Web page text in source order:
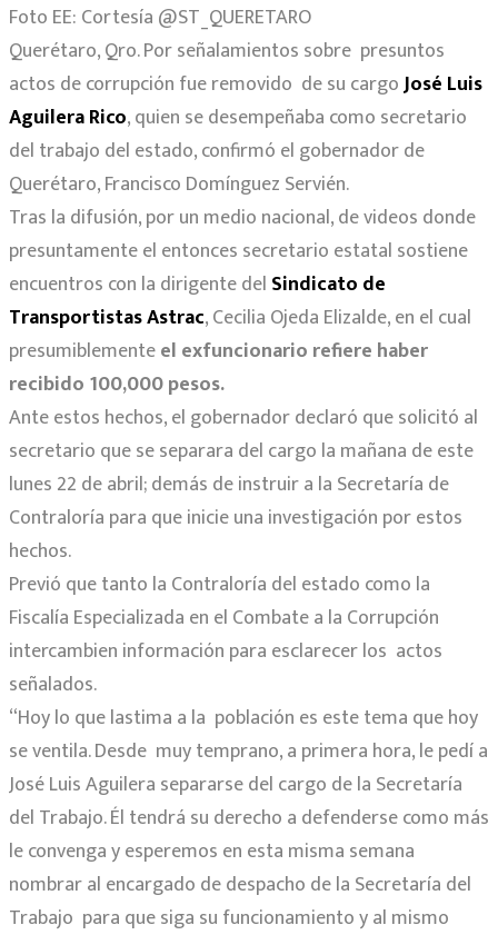
Foto EE: Cortesía @ST_QUERETARO
Querétaro, Qro. Por señalamientos sobre presuntos
actos de corrupción fue removido de su cargoJosé Luis
Aguilera Rico, quien se desempeñaba como secretario
del trabajo del estado, confirmó el gobernador de
Querétaro, Francisco Domínguez Servién.
Tras la difusión, por un medio nacional, de videos donde
presuntamente el entonces secretario estatal sostiene
encuentros con la dirigente del Sindicato de
Transportistas Astrac, Cecilia Ojeda Elizalde, en el cual
presumiblementeel exfuncionario refiere haber
recibido 100,000 pesos.
Ante estos hechos, el gobernador declaró que solicitó al
secretario que se separara del cargo la mañana de este
lunes 22 de abril; demás de instruir a la Secretaría de
Contraloría para que inicie una investigación por estos
hechos.
Previó que tanto la Contraloría del estado como la
Fiscalía Especializada en el Combate a la Corrupción
intercambien información para esclarecer los actos
señalados.
“Hoy lo que lastima a la población es este tema que hoy
se ventila. Desde muy temprano, a primera hora, le pedí a
José Luis Aguilera separarse del cargo de la Secretaría
del Trabajo. Él tendrá su derecho a defenderse como más
le convenga y esperemos en esta misma semana
nombrar al encargado de despacho de la Secretaría del
Trabajo para que siga su funcionamiento y al mismo